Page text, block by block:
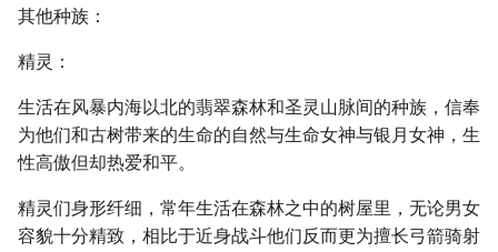
其他种族：
精灵：
生活在风暴内海以北的翡翠森林和圣灵山脉间的种族，信奉
为他们和古树带来的生命的自然与生命女神与银月女神，生
性高傲但却热爱和平。
精灵们身形纤细，常年生活在森林之中的树屋里，无论男女
容貌十分精致，相比于近身战斗他们反而更为擅长弓箭骑射